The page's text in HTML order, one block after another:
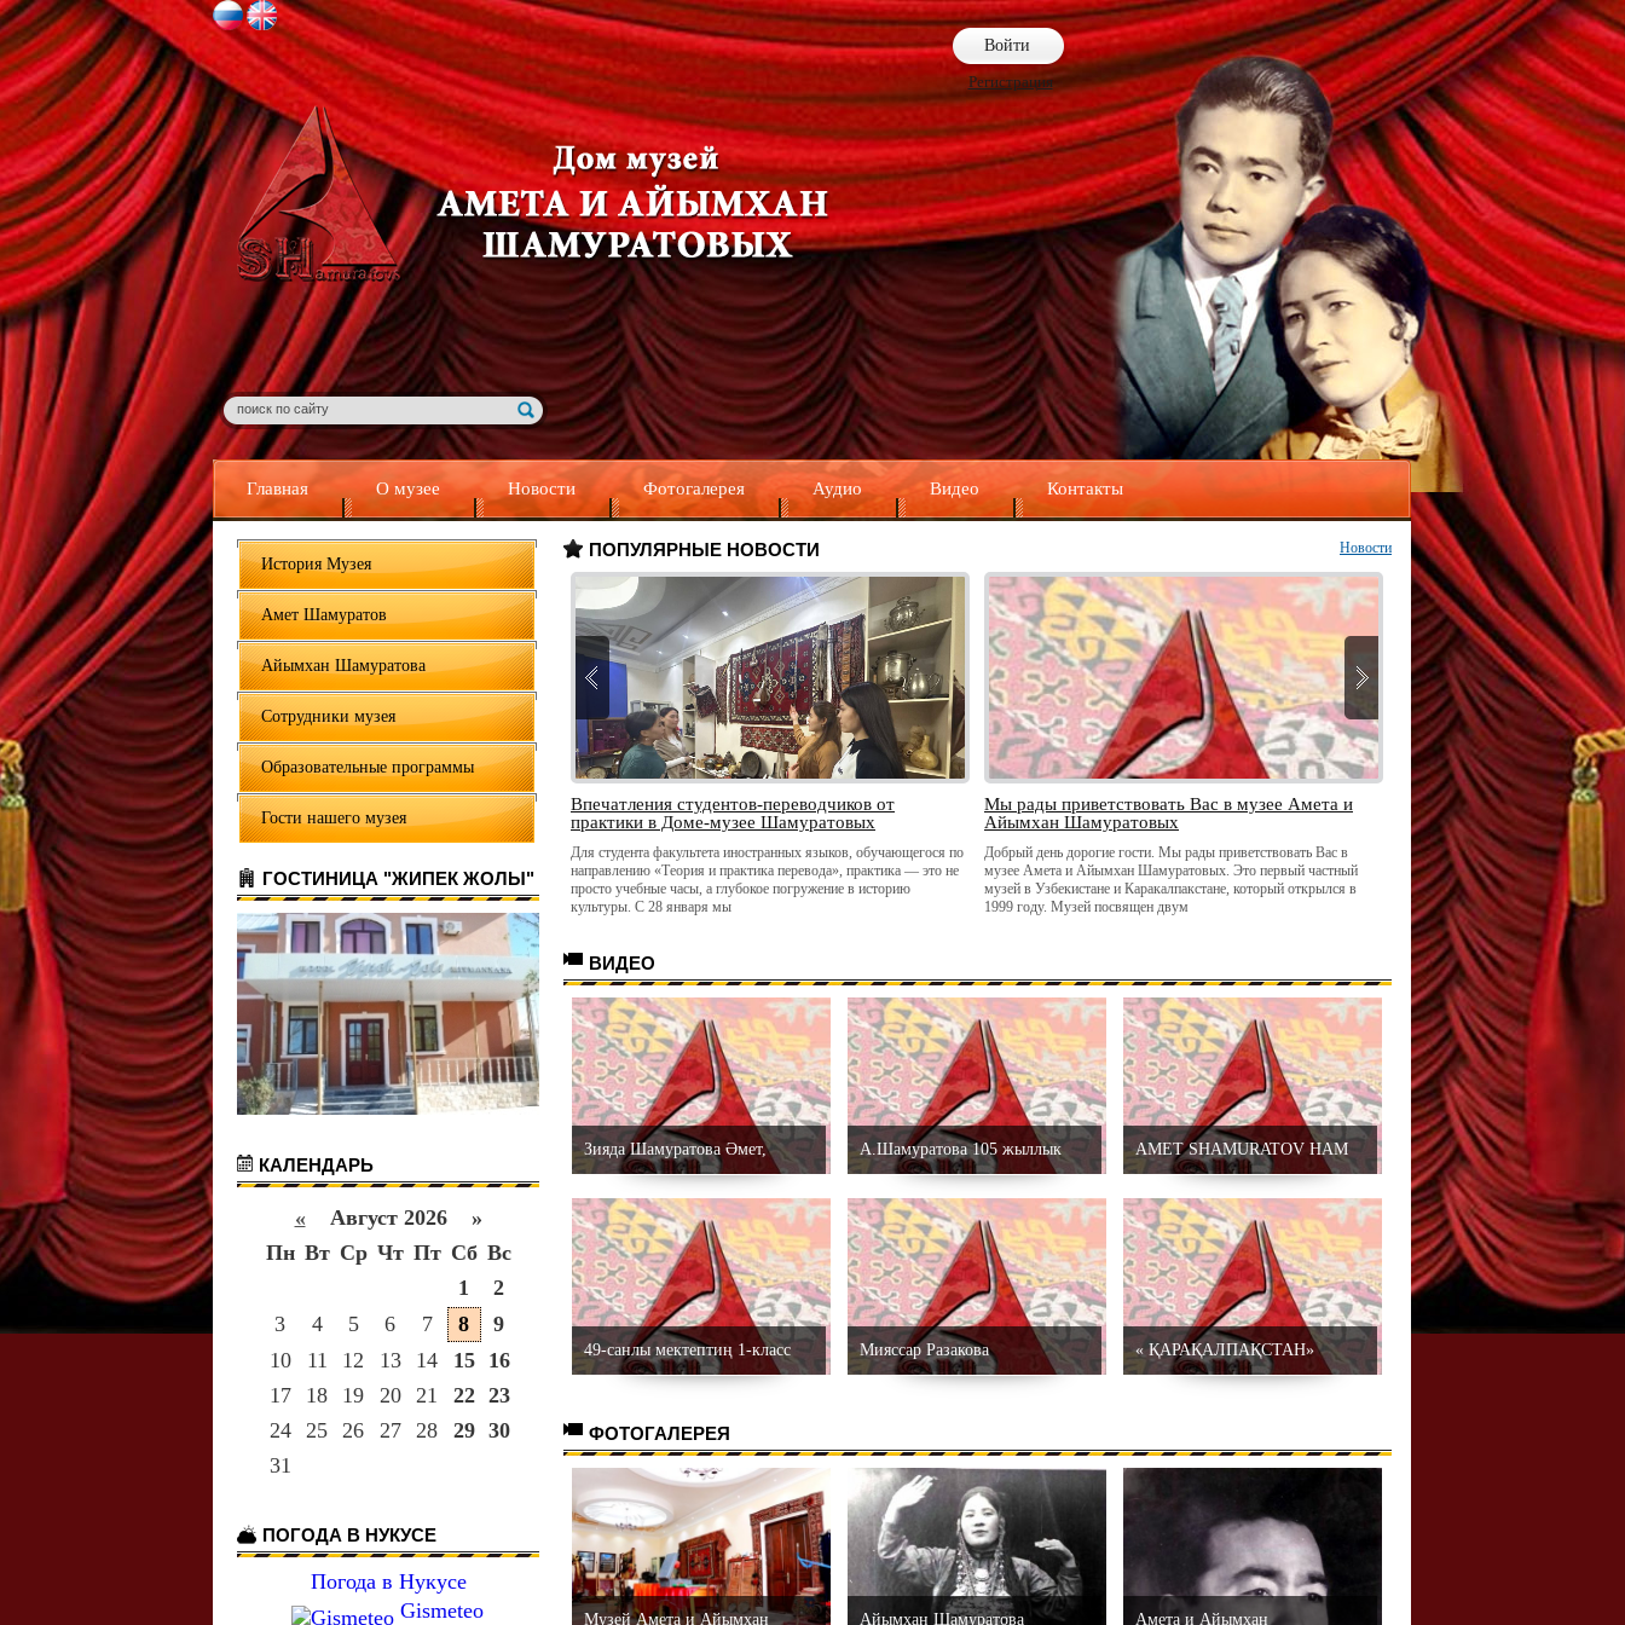
Войти
Регистрация
Главная О музее Новости Фотогалерея Аудио Видео Контакты
История Музея
Амет Шамуратов
Айымхан Шамуратова
Сотрудники музея
Образовательные программы
Гости нашего музея
ГОСТИНИЦА "ЖИПЕК ЖОЛЫ"
КАЛЕНДАРЬ
« Август 2026 »
Пн Вт Ср Чт Пт Сб Вс
1
2
3
4 5 6 7 8
9
10
11 12 13 14 15
16
17
18 19 20 21 22 23
24
25 26 27 28 29 30
31
ПОГОДА В НУКУСЕ
Погода в Нукусе
Gismeteo
ПОПУЛЯРНЫЕ НОВОСТИ Новости
Впечатления студентов-переводчиков от
практики в Доме-музее Шамуратовых
Для студента факультета иностранных языков, обучающегося по
направлению «Теория и практика перевода», практика — это не
просто учебные часы, а глубокое погружение в историю
культуры. С 28 января мы
Мы рады приветствовать Вас в музее Амета и
Айымхан Шамуратовых
Добрый день дорогие гости. Мы рады приветствовать Вас в
музее Амета и Айымхан Шамуратовых. Это первый частный
музей в Узбекистане и Каракалпакстане, который открылся в
1999 году. Музей посвящен двум
Очень трудно терять
Очень трудно терять близких,
привыкаем к ним, и когда они
на земле. В январе этого года
моей сестры Зульфии
ВИДЕО
Зияда Шамуратова Әмет,
Айымхан Шамуратовлардыӊ
төртиншы қызы
А.Шамуратова 105 жыллык
консерти
AMET SHAMURATOV HAM
AYIMXAN SHAMURATOVA
49-санлы мектептиң 1-класс
Макарья ҳәм Избасаров
Халмурат.
Мияссар Разакова « ҚАРАҚАЛПАҚСТАН»
«АССАЛАЛАЎМА
ҚАРАҚАЛПАҚСТАН»
көрсетиўи «Қарақалпақнама»
ФОТОГАЛЕРЕЯ
Музей Амета и Айымхан Айымхан Шамуратова Амета и Айымхан